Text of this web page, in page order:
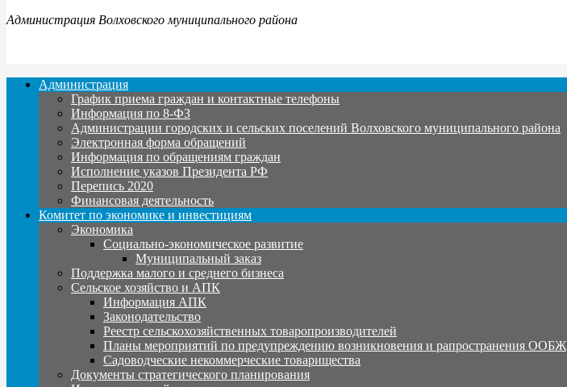
Администрация Волховского муниципального района
Администрация
График приема граждан и контактные телефоны
Информация по 8-ФЗ
Администрации городских и сельских поселений Волховского муниципального района
Электронная форма обращений
Информация по обращениям граждан
Исполнение указов Президента РФ
Перепись 2020
Финансовая деятельность
Комитет по экономике и инвестициям
Экономика
Социально-экономическое развитие
Муниципальный заказ
Поддержка малого и среднего бизнеса
Сельское хозяйство и АПК
Информация АПК
Законодательство
Реестр сельскохозяйственных товаропроизводителей
Планы мероприятий по предупреждению возникновения и рапространения ООБЖ
Садоводческие некоммерческие товарищества
Документы стратегического планирования